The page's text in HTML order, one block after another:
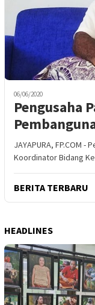
06/06/2020
Pengusaha
JAYAPURA, FP.COM
Koordinator Bidang
BERITA TERBARU
HEADLINES